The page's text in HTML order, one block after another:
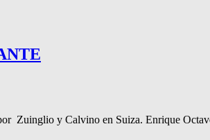
Zuinglio y Calvino en Suiza. Enrique